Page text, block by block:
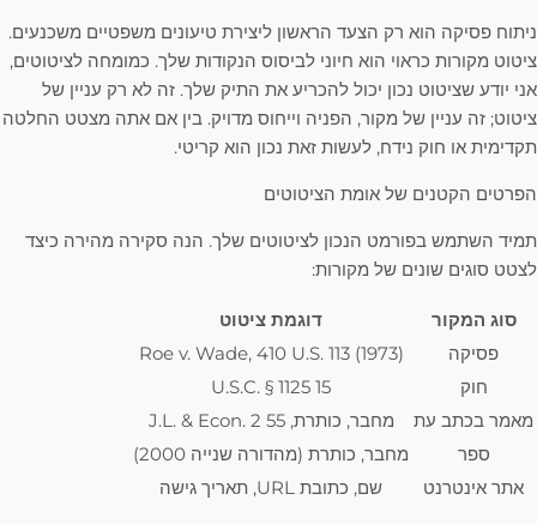
ניתוח פסיקה הוא רק הצעד הראשון ליצירת טיעונים משפטיים משכנעים.
ציטוט מקורות כראוי הוא חיוני לביסוס הנקודות שלך. כמומחה לציטוטים,
אני יודע שציטוט נכון יכול להכריע את התיק שלך. זה לא רק עניין של
ציטוט; זה עניין של מקור, הפניה וייחוס מדויק. בין אם אתה מצטט החלטה
תקדימית או חוק נידח, לעשות זאת נכון הוא קריטי.
הפרטים הקטנים של אומת הציטוטים
תמיד השתמש בפורמט הנכון לציטוטים שלך. הנה סקירה מהירה כיצד
לצטט סוגים שונים של מקורות:
סוג המקור
דוגמת ציטוט
פסיקה
Roe v. Wade, 410 U.S. 113 (1973)
חוק
15 U.S.C. § 1125
מאמר בכתב עת
מחבר, כותרת, 55 J.L. & Econ. 2
ספר
מחבר, כותרת (מהדורה שנייה 2000)
אתר אינטרנט
שם, כתובת URL, תאריך גישה